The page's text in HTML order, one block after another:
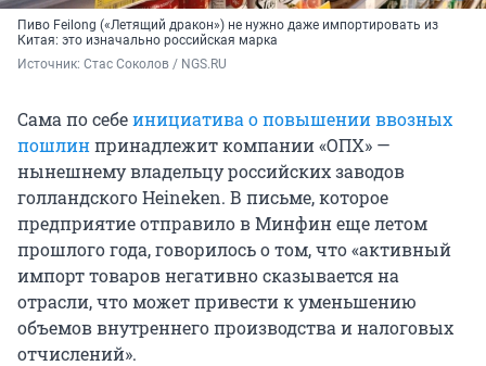
Пиво Feilong («Летящий дракон») не нужно даже импортировать из
Китая: это изначально российская марка
Источник: Стас Соколов / NGS.RU
Сама по себеинициатива о повышении ввозных
пошлинпринадлежит компании «ОПХ» —
нынешнему владельцу российских заводов
голландского Heineken. В письме, которое
предприятие отправило в Минфин еще летом
прошлого года, говорилось о том, что «активный
импорт товаров негативно сказывается на
отрасли, что может привести к уменьшению
объемов внутреннего производства и налоговых
отчислений».